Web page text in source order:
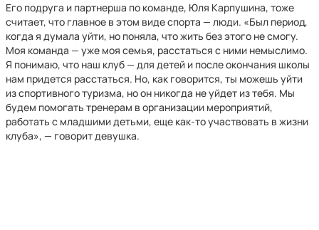
Его подруга и партнерша по команде, Юля Карпушина, тоже
считает, что главное в этом виде спорта — люди. «Был период,
когда я думала уйти, но поняла, что жить без этого не смогу.
Моя команда — уже моя семья, расстаться с ними немыслимо.
Я понимаю, что наш клуб — для детей и после окончания школы
нам придется расстаться. Но, как говорится, ты можешь уйти
из спортивного туризма, но он никогда не уйдет из тебя. Мы
будем помогать тренерам в организации мероприятий,
работать с младшими детьми, еще как-то участвовать в жизни
клуба», — говорит девушка.